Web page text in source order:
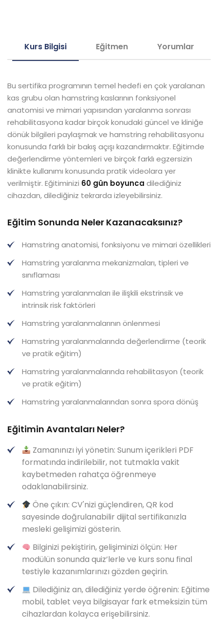
Kurs Bilgisi Eğitmen Yorumlar
Bu sertifika programının temel hedefi en çok yaralanan
kas grubu olan hamstring kaslarının fonksiyonel
anatomisi ve mimari yapısından yaralanma sonrası
rehabilitasyona kadar birçok konudaki güncel ve kliniğe
dönük bilgileri paylaşmak ve hamstring rehabilitasyonu
konusunda farklı bir bakış açışı kazandırmaktır. Eğitimde
değerlendirme yöntemleri ve birçok farklı egzersizin
klinikte kullanımı konusunda pratik videolara yer
verilmiştir. Eğitiminizi 60 gün boyunca dilediğiniz
cihazdan, dilediğiniz tekrarda izleyebilirsiniz.
Eğitim Sonunda Neler Kazanacaksınız?
Hamstring anatomisi, fonksiyonu ve mimari özellikleri
Hamstring yaralanma mekanizmaları, tipleri ve
sınıflaması
Hamstring yaralanmaları ile ilişkili ekstrinsik ve
intrinsik risk faktörleri
Hamstring yaralanmalarının önlenmesi
Hamstring yaralanmalarında değerlendirme (teorik
ve pratik eğitim)
Hamstring yaralanmalarında rehabilitasyon (teorik
ve pratik eğitim)
Hamstring yaralanmalarından sonra spora dönüş
Eğitimin Avantaları Neler?
Zamanınızı iyi yönetin: Sunum içerikleri PDF
formatında indirilebilir, not tutmakla vakit
kaybetmeden rahatça öğrenmeye
odaklanabilirsiniz.
Öne çıkın: CV'nizi güçlendiren, QR kod
sayesinde doğrulanabilir dijital sertifikanızla
mesleki gelişimizi gösterin.
Bilginizi pekiştirin, gelişiminizi ölçün: Her
modülün sonunda quiz’lerle ve kurs sonu final
testiyle kazanımlarınızı gözden geçirin.
Dilediğiniz an, dilediğiniz yerde öğrenin: Eğitime
mobil, tablet veya bilgisayar fark etmeksizin tüm
cihazlardan kolayca erişebilirsiniz.